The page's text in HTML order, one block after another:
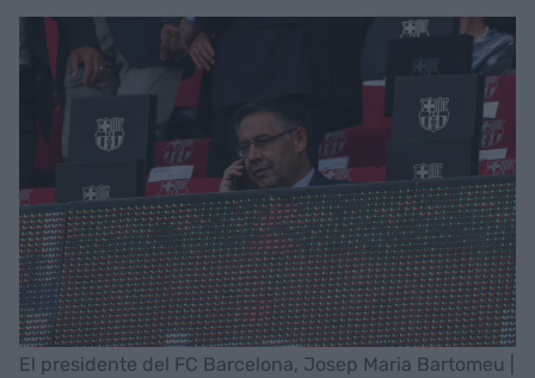
El presidente del FC Barcelona, Josep Maria Bartomeu |